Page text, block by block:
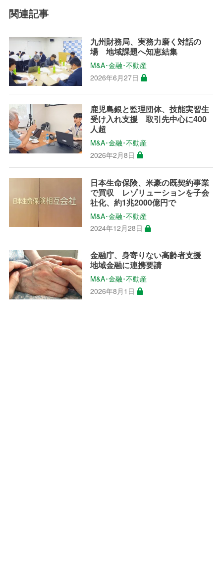
関連記事
九州財務局、実務力磨く対話の
場 地域課題へ知恵結集
M&A･金融･不動産
2026年6月27日
鹿児島銀と監理団体、技能実習生
受け入れ支援 取引先中心に400
人超
M&A･金融･不動産
2026年2月8日
日本生命保険、米豪の既契約事業
で買収 レゾリューションを子会
社化、約1兆2000億円で
M&A･金融･不動産
2024年12月28日
金融庁、身寄りない高齢者支援
地域金融に連携要請
M&A･金融･不動産
2026年8月1日